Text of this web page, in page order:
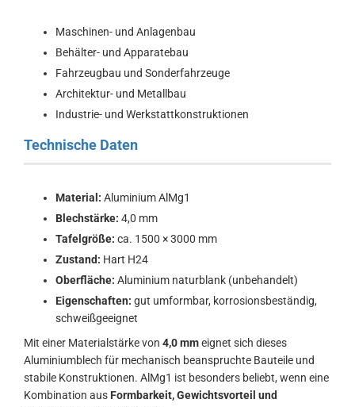
Maschinen- und Anlagenbau
Behälter- und Apparatebau
Fahrzeugbau und Sonderfahrzeuge
Architektur- und Metallbau
Industrie- und Werkstattkonstruktionen
Technische Daten
Material: Aluminium AlMg1
Blechstärke: 4,0 mm
Tafelgröße: ca. 1500 × 3000 mm
Zustand: Hart H24
Oberfläche: Aluminium naturblank (unbehandelt)
Eigenschaften: gut umformbar, korrosionsbeständig,
schweißgeeignet
Mit einer Materialstärke von 4,0 mmeignet sich dieses
Aluminiumblech für mechanisch beanspruchte Bauteile und
stabile Konstruktionen. AlMg1 ist besonders beliebt, wenn eine
Kombination aus Formbarkeit, Gewichtsvorteil und